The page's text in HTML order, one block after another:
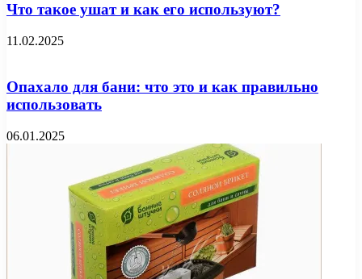
Что такое ушат и как его используют?
11.02.2025
Опахало для бани: что это и как правильно
использовать
06.01.2025